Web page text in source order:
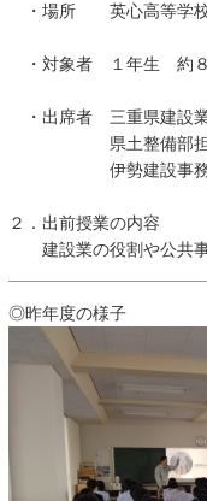
・場所 英心高等学校
・対象者 １年生 約８
・出席者 三重県建設
県土整備部担い手
伊勢建設事務
２．出前授業の内容
建設業の役割や公共事
◎昨年度の様子